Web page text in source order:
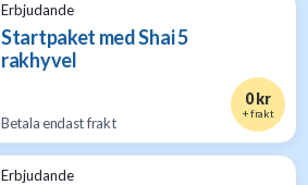
Erbjudande
Startpaket med Shai 5
rakhyvel
Betala endast frakt
0 kr
+ frakt
Erbjudande